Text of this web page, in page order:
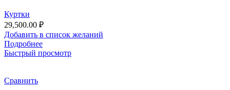
Куртки
29,500.00 ₽
Добавить в список желаний
Подробнее
Быстрый просмотр
Сравнить